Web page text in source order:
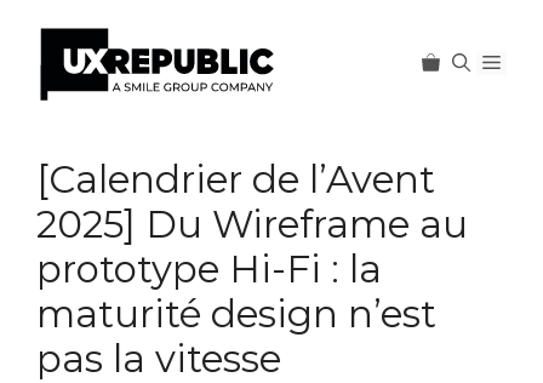
contenu
[Calendrier de l’Avent
2025] Du Wireframe au
prototype Hi-Fi : la
maturité design n’est
pas la vitesse